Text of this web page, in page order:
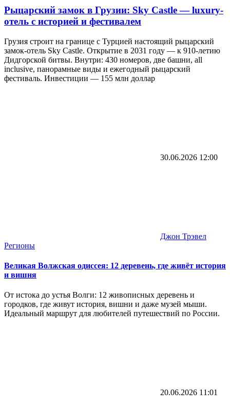
Рыцарский замок в Грузии: Sky Castle — luxury-
отель с историей и фестивалем
Грузия строит на границе с Турцией настоящий рыцарский
замок-отель Sky Castle. Открытие в 2031 году — к 910-летию
Дидгорской битвы. Внутри: 430 номеров, две башни, all
inclusive, панорамные виды и ежегодный рыцарский
фестиваль. Инвестиции — 155 млн доллар
30.06.2026 12:00
Джон Трэвел
Регионы
Великая Волжская одиссея: 12 деревень, где живёт история
и вишня
От истока до устья Волги: 12 живописных деревень и
городков, где живут история, вишни и даже музей мыши.
Идеальный маршрут для любителей путешествий по России.
20.06.2026 11:01